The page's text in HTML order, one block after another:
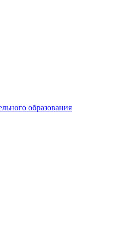
образования